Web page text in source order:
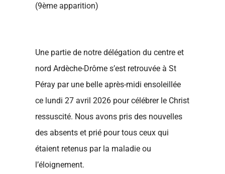
(9ème apparition)
Une partie de notre délégation du centre et
nord Ardèche-Drôme s’est retrouvée à St
Péray par une belle après-midi ensoleillée
ce lundi 27 avril 2026 pour célébrer le Christ
ressuscité. Nous avons pris des nouvelles
des absents et prié pour tous ceux qui
étaient retenus par la maladie ou
l’éloignement.